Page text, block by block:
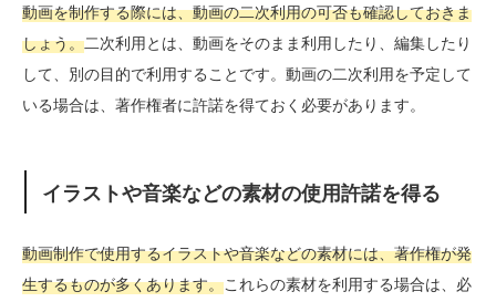
動画を制作する際には、動画の二次利用の可否も確認しておきま
しょう。二次利用とは、動画をそのまま利用したり、編集したり
して、別の目的で利用することです。動画の二次利用を予定して
いる場合は、著作権者に許諾を得ておく必要があります。
イラストや音楽などの素材の使用許諾を得る
動画制作で使用するイラストや音楽などの素材には、著作権が発
生するものが多くあります。これらの素材を利用する場合は、必